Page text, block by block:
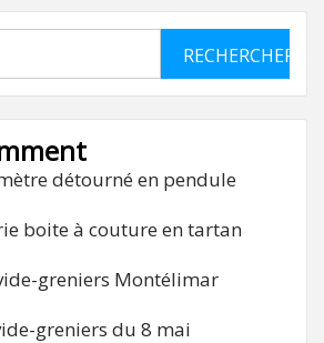
détourné en pendule
boite à couture en tartan
greniers Montélimar
greniers du 8 mai